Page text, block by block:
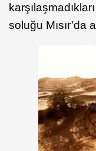
soluğu Mısır’da